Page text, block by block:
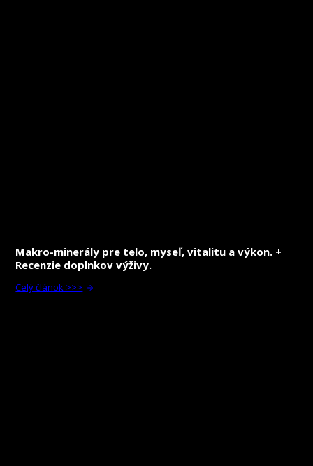
Makro-minerály pre telo, myseľ, vitalitu a výkon. +
Recenzie doplnkov výživy.
Celý článok >>>